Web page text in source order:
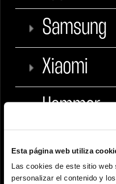
Esta página web utiliza
Las cookies de este sitio web
personalizar el contenido y
Samsung
Xiaomi
Hammer
Honor